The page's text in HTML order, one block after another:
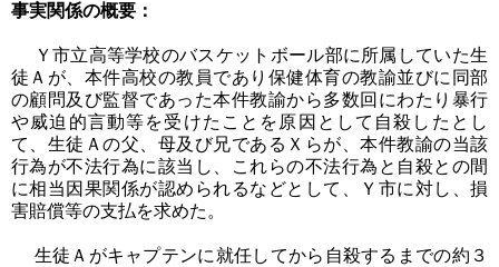
事実関係の概要：
Ｙ市立高等学校のバスケットボール部に所属していた生
徒Ａが、本件高校の教員であり保健体育の教諭並びに同部
の顧問及び監督であった本件教諭から多数回にわたり暴行
や威迫的言動等を受けたことを原因として自殺したとし
て、生徒Ａの父、母及び兄であるＸらが、本件教諭の当該
行為が不法行為に該当し、これらの不法行為と自殺との間
に相当因果関係が認められるなどとして、Ｙ市に対し、損
害賠償等の支払を求めた。
生徒Ａがキャプテンに就任してから自殺するまでの約３